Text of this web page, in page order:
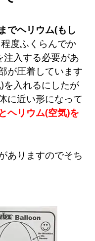
でヘリウム(もし
度ふくらんでか
注入する必要があ
が圧着しています
を入れるにしたが
に近い形になって
ヘリウム(空気)を
ありますのでそち